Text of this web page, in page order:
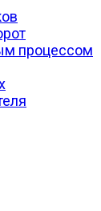
процессом